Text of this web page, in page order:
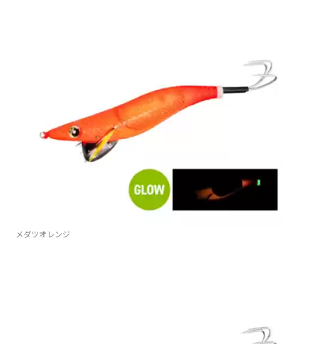
メダツオレンジ